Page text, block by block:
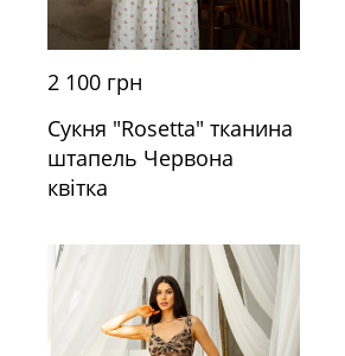
2 100 грн
Сукня "Rosetta" тканина
штапель Червона
квітка